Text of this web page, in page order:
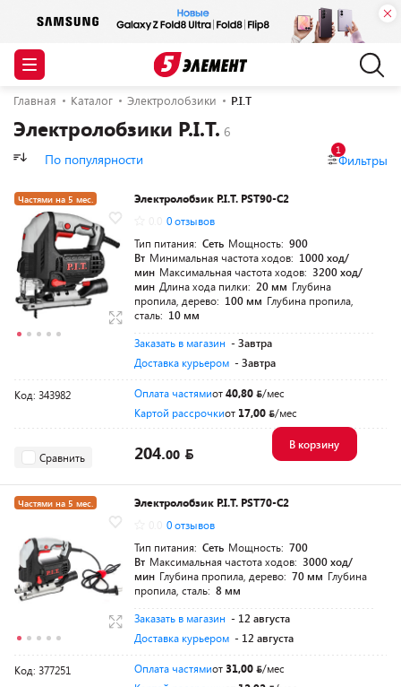
Главная Каталог Электролобзики P.I.T
Электролобзики P.I.T.
По популярности Фильтры
1
Частями на 5 мес.
Разумная цена
Электролобзик P.I.T. PST90-C2
0 отзывов
Тип питания: Сеть Мощность: 900
Вт Минимальная частота ходов: 1000 ход/
мин Максимальная частота ходов: 3200 ход/
мин Длина хода пилки: 20 мм Глубина
пропила, дерево: 100 мм Глубина пропила,
сталь: 10 мм
Заказать в магазин - Завтра
Доставка курьером - Завтра
Код: 343982 Оплата частямиот40,80
/мес
Картой рассрочкиот 17,00 /мес
Сравнить 204.00
В корзину
Частями на 5 мес.
Электролобзик P.I.T. PST70-C2
0 отзывов
Тип питания: Сеть Мощность: 700
Вт Максимальная частота ходов: 3000 ход/
мин Глубина пропила, дерево: 70 мм Глубина
пропила, сталь: 8 мм
Заказать в магазин - 12 августа
Доставка курьером - 12 августа
Код: 377251 Оплата частямиот31,00
/мес